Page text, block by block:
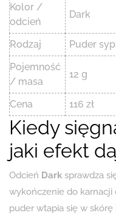
Kolor /
odcień
Dark
Rodzaj
Puder
Pojemność
/ masa
12 g
Cena 116 zł
Kiedy
jaki efekt
Odcień Dark sprawdza
wykończenie do karnacji
puder wtapia się w